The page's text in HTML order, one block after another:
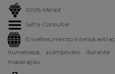
100% Merlot
Safra Consultar
Envelhecimento Intensa
numerosos pumpovers
maceração.